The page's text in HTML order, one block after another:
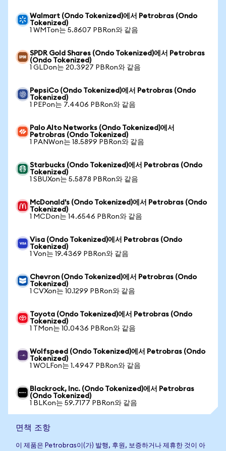
Walmart (Ondo Tokenized)에서 Petrobras (Ondo
Tokenized)
1 WMTon는 5.8607 PBRon와 같음
SPDR Gold Shares (Ondo Tokenized)에서 Petrobras
(Ondo Tokenized)
1 GLDon는 20.3927 PBRon와 같음
PepsiCo (Ondo Tokenized)에서 Petrobras (Ondo
Tokenized)
1 PEPon는 7.4406 PBRon와 같음
Palo Alto Networks (Ondo Tokenized)에서
Petrobras (Ondo Tokenized)
1 PANWon는 18.5899 PBRon와 같음
Starbucks (Ondo Tokenized)에서 Petrobras (Ondo
Tokenized)
1 SBUXon는 5.5878 PBRon와 같음
McDonald's (Ondo Tokenized)에서 Petrobras (Ondo
Tokenized)
1 MCDon는 14.6546 PBRon와 같음
Visa (Ondo Tokenized)에서 Petrobras (Ondo
Tokenized)
1 Von는 19.4369 PBRon와 같음
Chevron (Ondo Tokenized)에서 Petrobras (Ondo
Tokenized)
1 CVXon는 10.1299 PBRon와 같음
Toyota (Ondo Tokenized)에서 Petrobras (Ondo
Tokenized)
1 TMon는 10.0436 PBRon와 같음
Wolfspeed (Ondo Tokenized)에서 Petrobras (Ondo
Tokenized)
1 WOLFon는 1.4947 PBRon와 같음
Blackrock, Inc. (Ondo Tokenized)에서 Petrobras
(Ondo Tokenized)
1 BLKon는 59.7177 PBRon와 같음
면책 조항
이 제품은 Petrobras이(가) 발행, 후원, 보증하거나 제휴한 것이 아